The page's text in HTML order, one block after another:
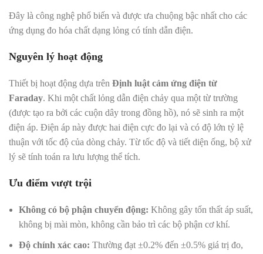
Đây là công nghệ phổ biến và được ưa chuộng bậc nhất cho các
ứng dụng đo hóa chất dạng lỏng có tính dẫn điện.
Nguyên lý hoạt động
Thiết bị hoạt động dựa trên Định luật cảm ứng điện từ
Faraday. Khi một chất lỏng dẫn điện chảy qua một từ trường
(được tạo ra bởi các cuộn dây trong đồng hồ), nó sẽ sinh ra một
điện áp. Điện áp này được hai điện cực đo lại và có độ lớn tỷ lệ
thuận với tốc độ của dòng chảy. Từ tốc độ và tiết diện ống, bộ xử
lý sẽ tính toán ra lưu lượng thể tích.
Ưu điểm vượt trội
Không có bộ phận chuyển động: Không gây tổn thất áp suất,
không bị mài mòn, không cần bảo trì các bộ phận cơ khí.
Độ chính xác cao: Thường đạt ±0.2% đến ±0.5% giá trị đo,